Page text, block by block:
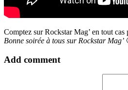
Comptez sur Rockstar Mag’ en tout
Bonne soirée à tous sur Rockstar Mag’
Add comment